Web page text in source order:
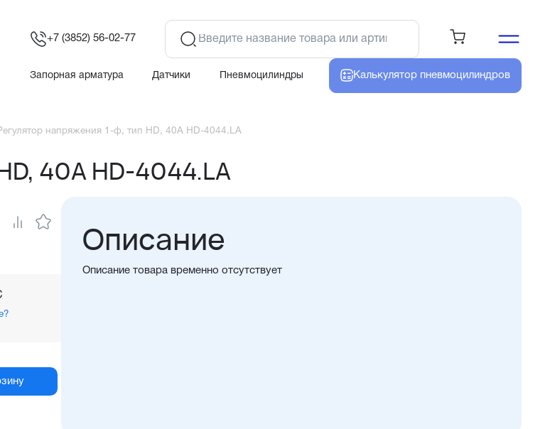
+7 (3852) 56-02-77
Запорная арматура Датчики Пневмоцилиндры Калькулятор пневмоцилиндров
напряжения 1-ф, тип HD, 40А HD-4044.LA
40А HD-4044.LA
Описание
Описание товара временно отсутствует